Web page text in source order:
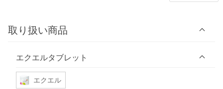
取り扱い商品
エクエルタブレット
エクエル